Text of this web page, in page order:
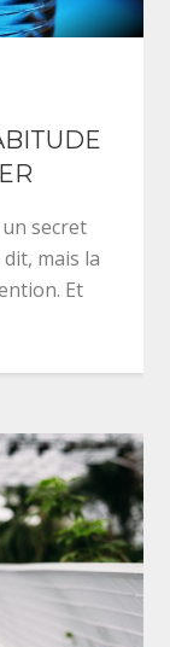
un secret
mais la
Et